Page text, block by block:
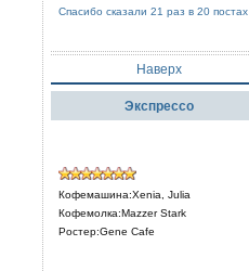
Спасибо сказали 21 раз в 20 постах
Наверх
Экспрессо
Кофемашина:Xenia, Julia
Кофемолка:Mazzer Stark
Ростер:Gene Cafe